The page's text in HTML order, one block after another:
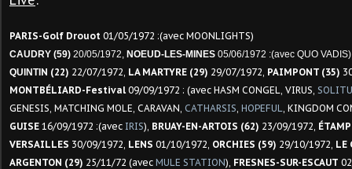
PARIS-Golf Drouot 01/05/1972 :(avec MOONLIGHTS)
CAUDRY (59) 20/05/1972, NOEUD-LES-MINES 05/06/1972 :(avec QUO
QUINTI N (22) 22/07/1972, LA MARTYRE (29) 29/07/1972, PAIMPONT (35)
MONTBÉLIARD-Festival09/09/1972 : (avec HASM CONGEL, VIRUS,
GENESIS, MATCHING MOLE, CARAVAN, CATHARSIS, HOPEFUL, KINGDOM
GUISE 16/09/1972 :(avec IRIS), BRUAY-EN-ARTOIS (62) 23/09/1972,
VERSAILLES 30/09/1972, LENS 01/10/1972, ORCHIES (59) 29/10/1972, LE
ARGENTON (29) 25/11/72 (avec MULE STATION), FRESNES-SUR-ESCAUT